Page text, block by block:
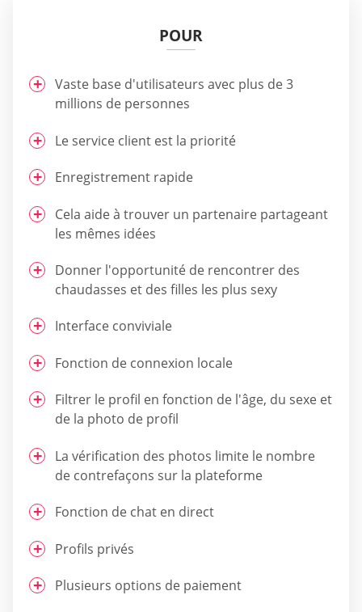
POUR
Vaste base d'utilisateurs avec plus de 3
millions de personnes
Le service client est la priorité
Enregistrement rapide
Cela aide à trouver un partenaire partageant
les mêmes idées
Donner l'opportunité de rencontrer des
chaudasses et des filles les plus sexy
Interface conviviale
Fonction de connexion locale
Filtrer le profil en fonction de l'âge, du sexe et
de la photo de profil
La vérification des photos limite le nombre
de contrefaçons sur la plateforme
Fonction de chat en direct
Profils privés
Plusieurs options de paiement